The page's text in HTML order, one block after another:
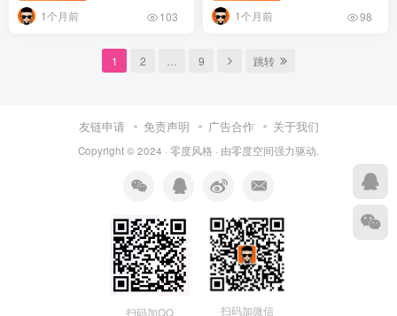
1个月前 103 1个月前 98
1 2 9 跳转
友链申请 免责声明 广告合作 关于我们
Copyright © 2024 · 零度风格 · 由零度空间强力驱动.
扫码加QQ 扫码加微信